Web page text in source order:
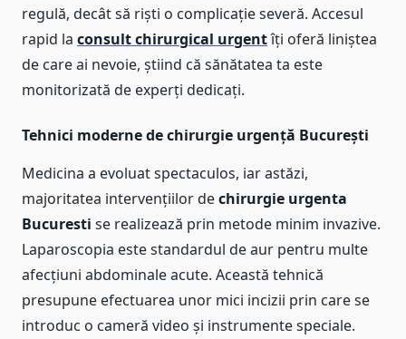
regulă, decât să riști o complicație severă. Accesul
rapid la consult chirurgical urgentîți oferă liniștea
de care ai nevoie, știind că sănătatea ta este
monitorizată de experți dedicați.
Tehnici moderne de chirurgie urgență București
Medicina a evoluat spectaculos, iar astăzi,
majoritatea intervențiilor dechirurgie urgenta
Bucuresti se realizează prin metode minim invazive.
Laparoscopia este standardul de aur pentru multe
afecțiuni abdominale acute. Această tehnică
presupune efectuarea unor mici incizii prin care se
introduc o cameră video și instrumente speciale.